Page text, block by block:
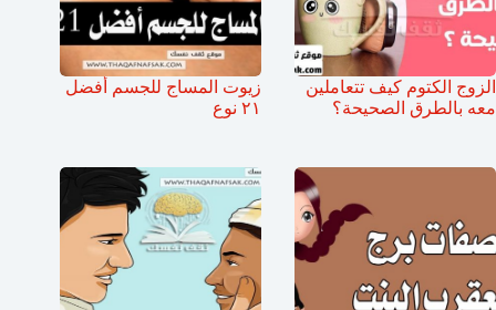
الزوج الكتوم كيف تتعاملين
معه بالطرق الصحيحة؟
زيوت المساج للجسم أفضل
٢١ نوع